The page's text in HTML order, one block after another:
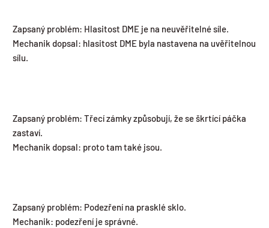
Zapsaný problém: Hlasitost DME je na neuvěřitelné síle.
Mechanik dopsal: hlasitost DME byla nastavena na uvěřitelnou
sílu.
Zapsaný problém: Třecí zámky způsobují, že se škrtící páčka
zastaví.
Mechanik dopsal: proto tam také jsou.
Zapsaný problém: Podezření na prasklé sklo.
Mechanik: podezření je správné.